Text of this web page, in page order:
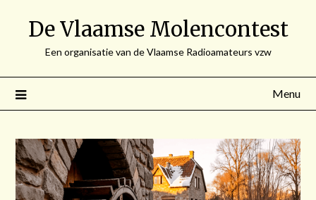
De Vlaamse Molencontest
Een organisatie van de Vlaamse Radioamateurs vzw
Menu